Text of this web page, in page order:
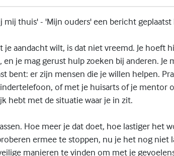
mij thuis' - 'Mijn ouders' een bericht geplaatst
je aandacht wilt, is dat niet vreemd. Je hoeft
je mag gerust hulp zoeken bij anderen. Je
bent: er zijn mensen die je willen helpen.
of met je huisarts of je mentor
hebt met de situatie waar je in zit.
Hoe meer je dat doet, hoe lastiger het
ermee te stoppen, nu je het nog niet
manieren te vinden om met je